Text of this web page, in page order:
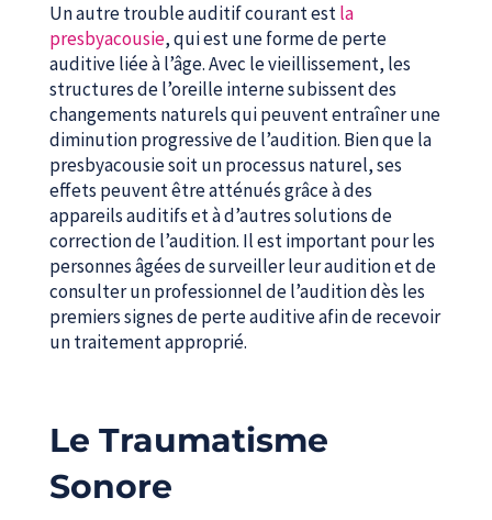
Un autre trouble auditif courant estla
presbyacousie, qui est une forme de perte
auditive liée à l’âge. Avec le vieillissement, les
structures de l’oreille interne subissent des
changements naturels qui peuvent entraîner une
diminution progressive de l’audition. Bien que la
presbyacousie soit un processus naturel, ses
effets peuvent être atténués grâce à des
appareils auditifs et à d’autres solutions de
correction de l’audition. Il est important pour les
personnes âgées de surveiller leur audition et de
consulter un professionnel de l’audition dès les
premiers signes de perte auditive afin de recevoir
un traitement approprié.
Le Traumatisme
Sonore